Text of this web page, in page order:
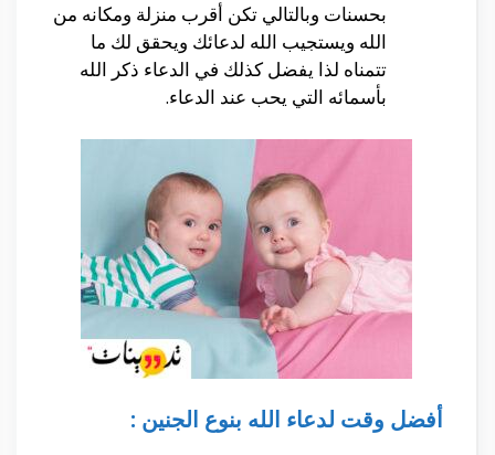
بحسنات وبالتالي تكن أقرب منزلة ومكانه من
الله ويستجيب الله لدعائك ويحقق لك ما
تتمناه لذا يفضل كذلك في الدعاء ذكر الله
بأسمائه التي يحب عند الدعاء.
أفضل وقت لدعاء الله بنوع الجنين :